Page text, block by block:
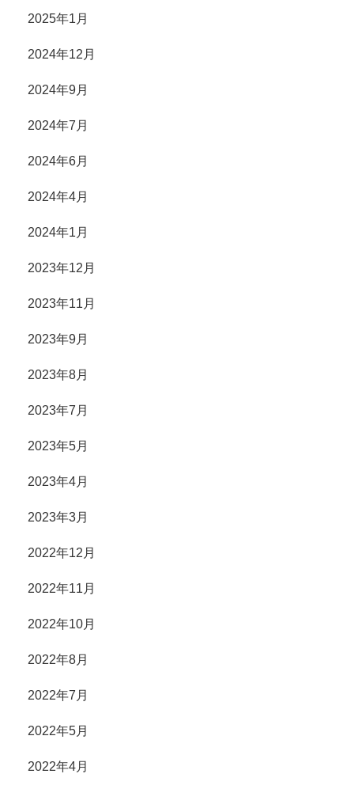
2025年1月
2024年12月
2024年9月
2024年7月
2024年6月
2024年4月
2024年1月
2023年12月
2023年11月
2023年9月
2023年8月
2023年7月
2023年5月
2023年4月
2023年3月
2022年12月
2022年11月
2022年10月
2022年8月
2022年7月
2022年5月
2022年4月